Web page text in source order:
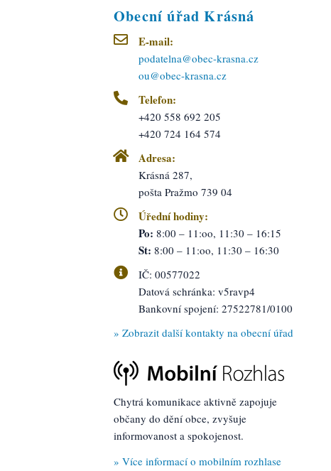
Obecní úřad Krásná
E-mail:
podatelna@obec-krasna.cz
ou@obec-krasna.cz
Telefon:
+420 558 692 205
+420 724 164 574
Adresa:
Krásná 287,
pošta Pražmo 739 04
Úřední hodiny:
Po: 8:00 – 11:oo, 11:30 – 16:15
St: 8:00 – 11:oo, 11:30 – 16:30
IČ: 00577022
Datová schránka: v5ravp4
Bankovní spojení: 27522781/0100
» Zobrazit další kontakty na obecní úřad
Chytrá komunikace aktivně zapojuje
občany do dění obce, zvyšuje
informovanost a spokojenost.
» Více informací o mobilním rozhlase